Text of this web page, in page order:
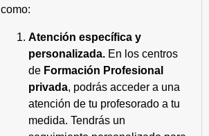
como:
Atención específica y
personalizada. En los centros
de Formación Profesional
privada, podrás acceder a una
atención de tu profesorado a tu
medida. Tendrás un